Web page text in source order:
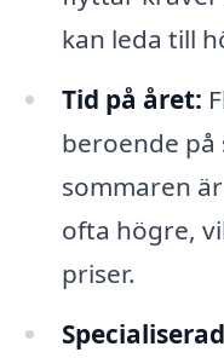
kan leda till
Tid på året:
beroende på
sommaren
ofta högre,
priser.